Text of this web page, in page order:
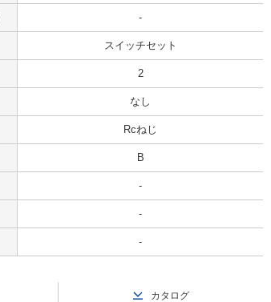
-
スイッチセット
2
なし
Rcねじ
B
-
-
-
カタログ